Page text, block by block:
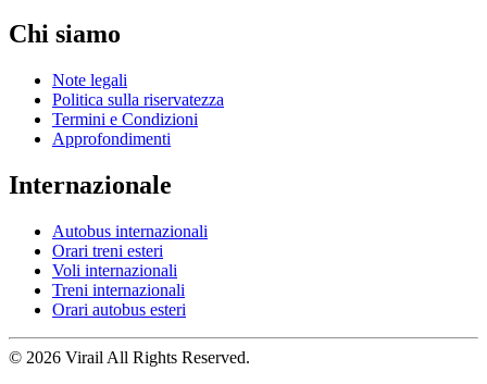
Chi siamo
Note legali
Politica sulla riservatezza
Termini e Condizioni
Approfondimenti
Internazionale
Autobus internazionali
Orari treni esteri
Voli internazionali
Treni internazionali
Orari autobus esteri
© 2026 Virail All Rights Reserved.